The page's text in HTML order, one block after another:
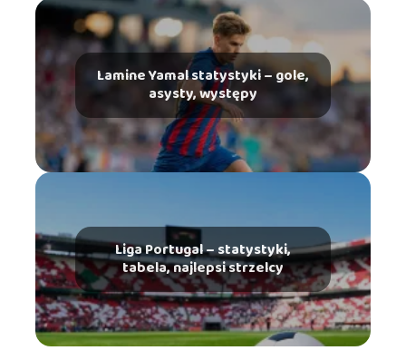
Lamine Yamal statystyki – gole,
asysty, występy
Liga Portugal – statystyki,
tabela, najlepsi strzelcy